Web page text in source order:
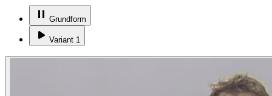
Grundform
Variant 1